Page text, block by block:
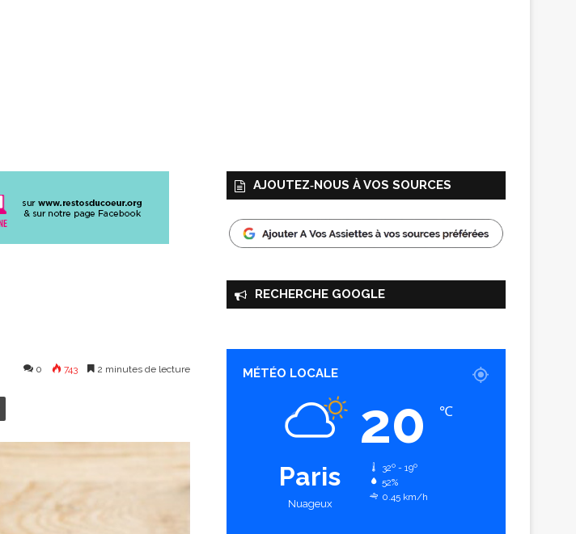
0 743 2 minutes de lecture
AJOUTEZ‑NOUS À VOS SOURCES
RECHERCHE GOOGLE
MÉTÉO LOCALE
Paris
Nuageux
20 ℃
32º - 19º
52%
0.45 km/h